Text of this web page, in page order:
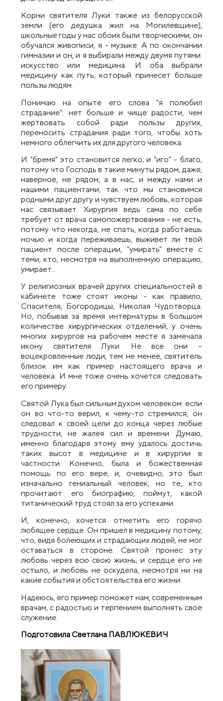
Корни святителя Луки также из белорусской
земли (его дедушка жил на Могилевщине),
школьные годы у нас обоих были творческими, он
обучался живописи, я - музыке. А по окончании
гимназии и он, и я выбирали между двумя путями:
искусство или медицина. И оба выбрали
медицину как путь, который принесет больше
пользы людям.
Понимаю на опыте его слова "я полюбил
страдание": нет больше и чище радости, чем
жертвовать собой ради пользы других,
переносить страдания ради того, чтобы хоть
немного облегчить их для другого человека.
И "бремя" это становится легко, и "иго" - благо,
потому что Господь в такие минуты рядом, даже,
наверное, не рядом, а в нас, и между нами и
нашими пациентами, так что мы становимся
родными друг другу и чувствуем любовь, которая
нас связывает. Хирургия ведь сама по себе
требует от врача самопожертвования - не есть,
потому что некогда, не спать, когда работаешь
ночью и когда переживаешь, выживет ли твой
пациент после операции, "умирать" вместе с
теми, кто, несмотря на выполненную операцию,
умирает...
У религиозных врачей других специальностей в
кабинете тоже стоят иконы - как правило,
Спасителя, Богородицы, Николая Чудотворца.
Но, побывав за время интернатуры в большом
количестве хирургических отделений, у очень
многих хирургов на рабочем месте я замечала
икону святителя Луки. Не все они –
воцекровленные люди, тем не менее, святитель
близок им как пример настоящего врача и
человека. И мне тоже очень хочется следовать
его примеру.
Святой Лука был сильным духом человеком: если
он во что-то верил, к чему-то стремился, он
следовал к своей цели до конца через любые
трудности, не жалея сил и времени. Думаю,
именно благодаря этому ему удалось достичь
таких высот в медицине и в хирургии в
частности. Конечно, была и божественная
помощь по его вере, и, очевидно, это был
изначально гениальный человек, но те, кто
прочитают его биографию, поймут, какой
титанический труд стоял за его успехами.
И, конечно, хочется отметить его горячо
любящее сердце. Он пришел в медицину потому,
что, видя болеющих и страдающих людей, не мог
оставаться в стороне. Святой пронес эту
любовь через всю свою жизнь, и сердце его не
остыло, и любовь не оскудела, несмотря ни на
какие события и обстоятельства его жизни.
Надеюсь, его пример поможет нам, современным
врачам, с радостью и терпением выполнять свое
служение.
Подготовила Светлана ПАВЛЮКЕВИЧ